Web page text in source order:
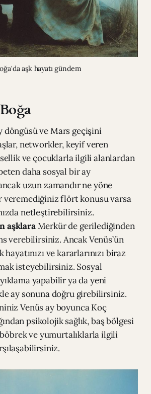
aşk hayatı gündem
döngüsü ve Mars geçişini
networkler, keyif veren
ve çocuklarla ilgili alanlardan
daha sosyal bir ay
uzun zamandır ne yöne
veremediğiniz flört konusu varsa
netleştirebilirsiniz.
aşklaraMerkür de gerilediğinden
verebilirsiniz. Ancak Venüs’ün
ve kararlarınızı biraz
isteyebilirsiniz. Sosyal
yapabilir ya da yeni
ay sonuna doğru girebilirsiniz.
Venüs ay boyunca Koç
psikolojik sağlık, baş bölgesi
ve yumurtalıklarla ilgili